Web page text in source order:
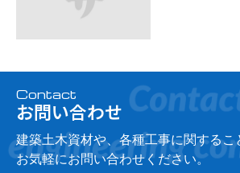
Contact
お問い合わせ
建築土木資材や、各種工事に関するこ
お気軽にお問い合わせください。